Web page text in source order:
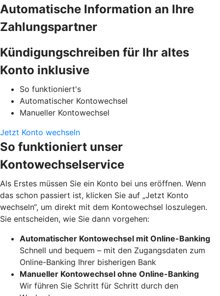
Automatische Information an Ihre
Zahlungspartner
Kündigungschreiben für Ihr altes
Konto inklusive
So funktioniert's
Automatischer Kontowechsel
Manueller Kontowechsel
Jetzt Konto wechseln
So funktioniert unser
Kontowechselservice
Als Erstes müssen Sie ein Konto bei uns eröffnen. Wenn
das schon passiert ist, klicken Sie auf „Jetzt Konto
wechseln“, um direkt mit dem Kontowechsel loszulegen.
Sie entscheiden, wie Sie dann vorgehen:
Automatischer Kontowechsel mit Online-Banking
Schnell und bequem – mit den Zugangsdaten zum
Online-Banking Ihrer bisherigen Bank
Manueller Kontowechsel ohne Online-Banking
Wir führen Sie Schritt für Schritt durch den